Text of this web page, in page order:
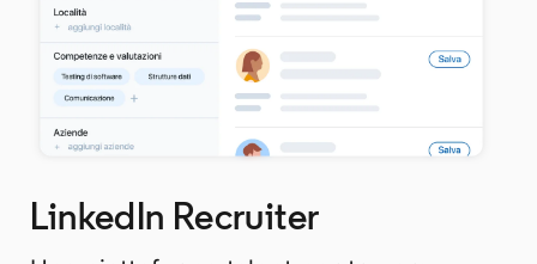
LinkedIn Recruiter